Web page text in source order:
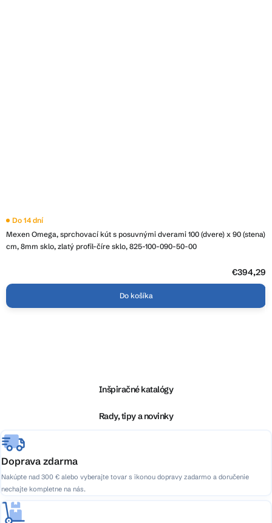
Mexen Omega, sprchovací kút s posuvnými dverami 100 (dvere) x 90 (stena)
cm, 8mm sklo, zlatý profil-číre sklo, 825-100-090-50-00
Do 14 dní
€394,29
Do košíka
e
Inšpiračné katalógy
Rady, tipy a novinky
Doprava zdarma
Nakúpte nad 300 € alebo vyberajte tovar s ikonou dopravy zadarmo a doručenie
nechajte kompletne na nás.